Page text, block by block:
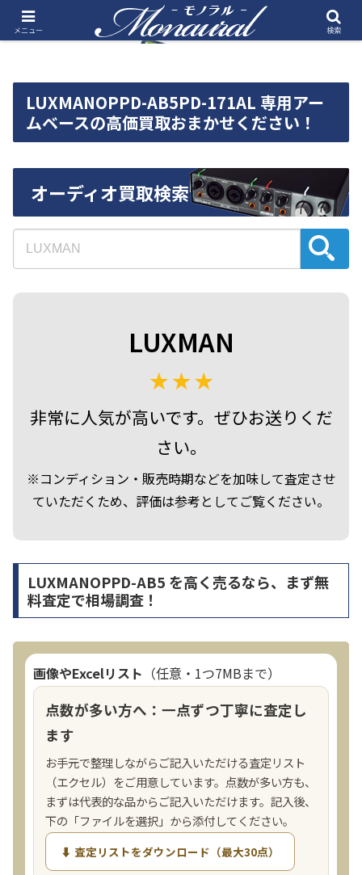
LUXMANOPPD-AB5PD-171AL 専用アー
ムベースの高価買取おまかせください！
オーディオ買取検索
LUXMAN
非常に人気が高いです。ぜひお送りくだ
さい。
※コンディション・販売時期などを加味して査定させ
ていただくため、評価は参考としてご覧ください。
LUXMANOPPD-AB5 を高く売るなら、まず無
料査定で相場調査！
画像やExcelリスト （任意・1つ7MBまで）
点数が多い方へ：一点ずつ丁寧に査定し
ます
お手元で整理しながらご記入いただける査定リスト
（エクセル）をご用意しています。点数が多い方も、
まずは代表的な品からご記入いただけます。記入後、
下の「ファイルを選択」から添付してください。
⬇ 査定リストをダウンロード（最大30点）
メニュー 検索